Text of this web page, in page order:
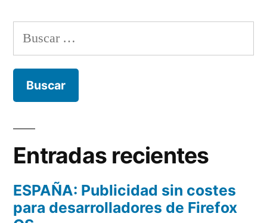
Buscar:
Entradas recientes
ESPAÑA: Publicidad sin costes
para desarrolladores de Firefox